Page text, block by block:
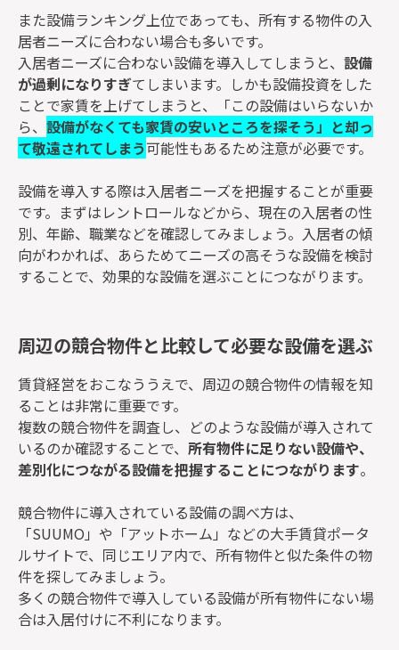
また設備ランキング上位であっても、所有する物件の入
居者ニーズに合わない場合も多いです。
入居者ニーズに合わない設備を導入してしまうと、 設備
が過剰になりすぎてしまいます。しかも設備投資をした
ことで家賃を上げてしまうと、
「この設備はいらないか
ら、 設備がなくても家賃の安いところを探そう」と却っ
て敬遠されてしまう可能性もあるため注意が必要です。
設備を導入する際は入居者ニーズを把握することが重要
です。まずはレントロールなどから、現在の入居者の性
別、年齢、職業などを確認してみましょう。入居者の傾
向がわかれば、あらためてニーズの高そうな設備を検討
することで、効果的な設備を選ぶことにつながります。
周辺の競合物件と比較して必要な設備を選ぶ
賃貸経営をおこなううえで、周辺の競合物件の情報を知
ることは非常に重要です。
複数の競合物件を調査し、どのような設備が導入されて
いるのか確認することで、 所有物件に足りない設備や、
差別化につながる設備を把握することにつながります。
競合物件に導入されている設備の調べ方は、
「SUUMO」や「アットホーム」などの大手賃貸ポータ
ルサイトで、同じエリア内で、所有物件と似た条件の物
件を探してみましょう。
多くの競合物件で導入している設備が所有物件にない場
合は入居付けに不利になります。